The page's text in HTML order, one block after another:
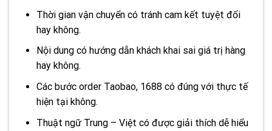
Thời gian vận chuyển có tránh cam kết tuyệt đối
hay không.
Nội dung có hướng dẫn khách khai sai giá trị hàng
hay không.
Các bước order Taobao, 1688 có đúng với thực tế
hiện tại không.
Thuật ngữ Trung – Việt có được giải thích dễ hiểu